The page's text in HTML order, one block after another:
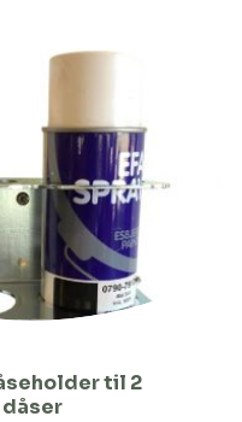
til 2
dåser